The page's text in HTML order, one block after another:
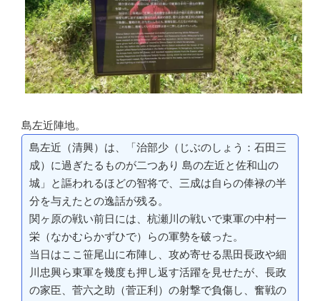
島左近陣地。
島左近（清興）は、「治部少（じぶのしょう：石田三
成）に過ぎたるものが二つあり 島の左近と佐和山の
城」と謳われるほどの智将で、三成は自らの俸禄の半
分を与えたとの逸話が残る。
関ヶ原の戦い前日には、杭瀬川の戦いで東軍の中村一
栄（なかむらかずひで）らの軍勢を破った。
当日はここ笹尾山に布陣し、攻め寄せる黒田長政や細
川忠興ら東軍を幾度も押し返す活躍を見せたが、長政
の家臣、菅六之助（菅正利）の射撃で負傷し、奮戦の